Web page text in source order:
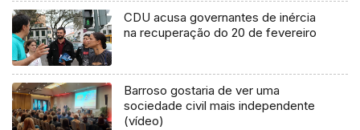
CDU acusa governantes de inércia
na recuperação do 20 de fevereiro
Barroso gostaria de ver uma
sociedade civil mais independente
(vídeo)